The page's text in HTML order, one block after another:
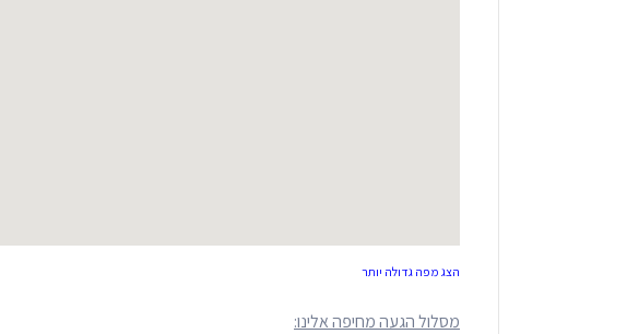
הצג מפה גדולה יותר
מסלול הגעה מחיפה אלינו: